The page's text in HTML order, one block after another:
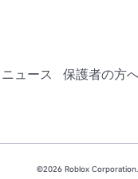
ニュース 保護者の方
©2026 Roblox Corporation.